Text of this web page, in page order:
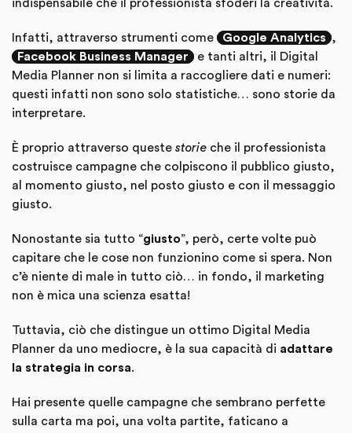
indispensabile che il professionista sfoderi la creatività.
Infatti, attraverso strumenti come Google Analytics ,
Facebook Business Manager
e tanti altri, il Digital
Media Planner non si limita a raccogliere dati e numeri:
questi infatti non sono solo statistiche… sono storie da
interpretare.
È proprio attraverso queste storie che il professionista
costruisce campagne che colpiscono il pubblico giusto,
al momento giusto, nel posto giusto e con il messaggio
giusto.
Nonostante sia tutto “giusto”, però, certe volte può
capitare che le cose non funzionino come si spera. Non
c’è niente di male in tutto ciò… in fondo, il marketing
non è mica una scienza esatta!
Tuttavia, ciò che distingue un ottimo Digital Media
Planner da uno mediocre, è la sua capacità di adattare
la strategia in corsa.
Hai presente quelle campagne che sembrano perfette
sulla carta ma poi, una volta partite, faticano a